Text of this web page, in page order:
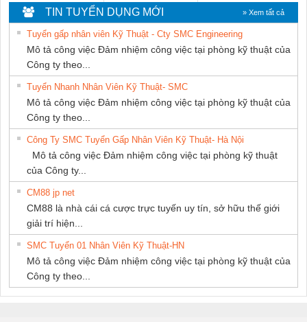
DỊCH VỤ XNK
PHƯƠNG NAM
THIÊN ÂN VIỆT
NAM
TIN TUYỂN DỤNG MỚI » Xem tất cả
Tuyển gấp nhân viên Kỹ Thuật - Cty SMC Engineering
Mô tả công việc Đảm nhiệm công việc tại phòng kỹ thuật của
Công ty theo...
Tuyển Nhanh Nhân Viên Kỹ Thuật- SMC
Mô tả công việc Đảm nhiệm công việc tại phòng kỹ thuật của
Công ty theo...
Công Ty SMC Tuyển Gấp Nhân Viên Kỹ Thuật- Hà Nội
Mô tả công việc Đảm nhiệm công việc tại phòng kỹ thuật
của Công ty...
CM88 jp net
CM88 là nhà cái cá cược trực tuyến uy tín, sở hữu thế giới
giải trí hiện...
SMC Tuyển 01 Nhân Viên Kỹ Thuật-HN
Mô tả công việc Đảm nhiệm công việc tại phòng kỹ thuật của
Công ty theo...